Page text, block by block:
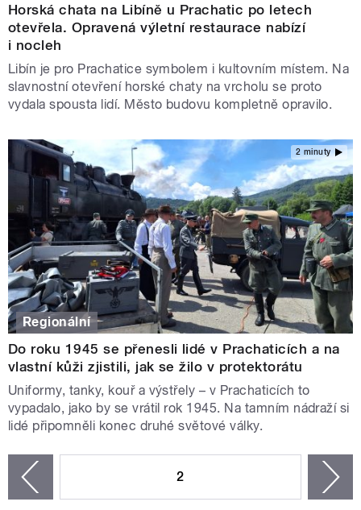
Horská chata na Libíně u Prachatic po letech
otevřela. Opravená výletní restaurace nabízí
i nocleh
Libín je pro Prachatice symbolem i kultovním místem. Na
slavnostní otevření horské chaty na vrcholu se proto
vydala spousta lidí. Město budovu kompletně opravilo.
2 minuty
Regionální
Do roku 1945 se přenesli lidé v Prachaticích a na
vlastní kůži zjistili, jak se žilo v protektorátu
Uniformy, tanky, kouř a výstřely – v Prachaticích to
vypadalo, jako by se vrátil rok 1945. Na tamním nádraží si
lidé připomněli konec druhé světové války.
2